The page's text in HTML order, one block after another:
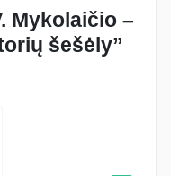
Mykolaičio –
šešėly”